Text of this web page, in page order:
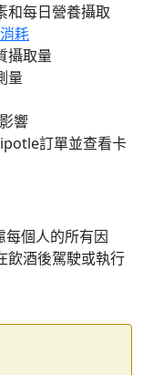
和每日營養攝取
耗
攝取量
量
響
訂單並查看卡
每個人的所有因
飲酒後駕駛或執行